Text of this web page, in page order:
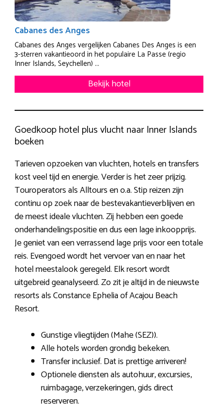
Cabanes des Anges
Cabanes des Anges vergelijken Cabanes Des Anges is een
3-sterren vakantieoord in het populaire La Passe (regio
Inner Islands, Seychellen) ...
Bekijk hotel
Goedkoop hotel plus vlucht naar Inner Islands
boeken
Tarieven opzoeken van vluchten, hotels en transfers
kost veel tijd en energie. Verder is het zeer prijzig.
Touroperators als Alltours en o.a. Stip reizen zijn
continu op zoek naar de bestevakantieverblijven en
de meest ideale vluchten. Zij hebben een goede
onderhandelingspositie en dus een lage inkoopprijs.
Je geniet van een verrassend lage prijs voor een totale
reis. Evengoed wordt het vervoer van en naar het
hotel meestalook geregeld. Elk resort wordt
uitgebreid geanalyseerd. Zo zit je altijd in de nieuwste
resorts als Constance Ephelia of Acajou Beach
Resort.
Gunstige vliegtijden (Mahe (SEZ)).
Alle hotels worden grondig bekeken.
Transfer inclusief. Dat is prettige arriveren!
Optionele diensten als autohuur, excursies,
ruimbagage, verzekeringen, gids direct
reserveren.